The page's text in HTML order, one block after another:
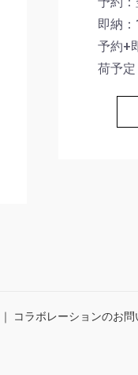
即納
予約+
荷予定
｜
コラボレーションのお